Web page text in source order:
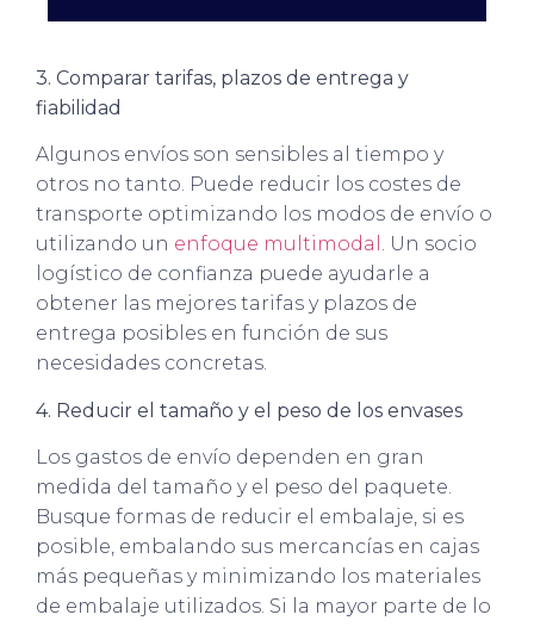
3. Comparar tarifas, plazos de entrega y
fiabilidad
Algunos envíos son sensibles al tiempo y
otros no tanto. Puede reducir los costes de
transporte optimizando los modos de envío o
utilizando un enfoque multimodal . Un socio
logístico de confianza puede ayudarle a
obtener las mejores tarifas y plazos de
entrega posibles en función de sus
necesidades concretas.
4. Reducir el tamaño y el peso de los envases
Los gastos de envío dependen en gran
medida del tamaño y el peso del paquete.
Busque formas de reducir el embalaje, si es
posible, embalando sus mercancías en cajas
más pequeñas y minimizando los materiales
de embalaje utilizados. Si la mayor parte de lo